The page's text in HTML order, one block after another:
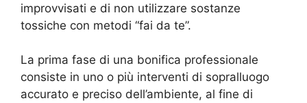
improvvisati e di non utilizzare sostanze
tossiche con metodi “fai da te”.
La prima fase di una bonifica professionale
consiste in uno o più interventi di sopralluogo
accurato e preciso dell’ambiente, al fine di